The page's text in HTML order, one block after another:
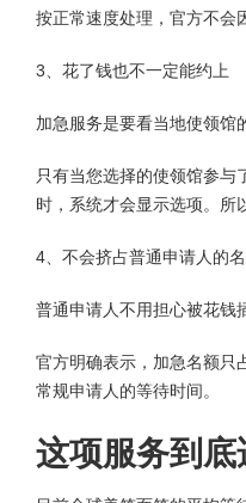
按正常速度处理，官方不会
3、花了钱也不一定能约上
加急服务是要看当地使领馆
只有当您选择的使领馆参与
时，系统才会显示选项。所
4、不会挤占普通申请人的
普通申请人不用担心被花钱
官方明确表示，加急名额只
常规申请人的等待时间。
这项服务到底